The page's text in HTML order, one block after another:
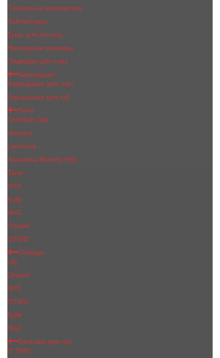
Тональные корректоры
Хайлайтеры
Тушь для ресниц
Накладные ресницы
Подводка для глаз
Карандаши
Карандаши для глаз
Карандаши для губ
Тени
Christian Dior
Versace
Lancome
Anastasia Beverly Hills
Tarte
NYX
Kylie
MaC
Сhanеl
OTWO
Помада
Lily
Chanel
NYX
OTWO
Kylie
МаС
Бальзам для губ
O.TWO